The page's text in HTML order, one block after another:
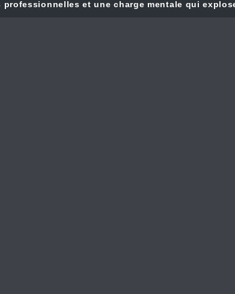
professionnelles et une charge mentale qui